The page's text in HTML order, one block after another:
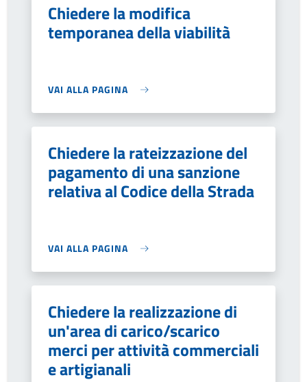
Chiedere la modifica
temporanea della viabilità
VAI ALLA PAGINA
Chiedere la rateizzazione del
pagamento di una sanzione
relativa al Codice della Strada
VAI ALLA PAGINA
Chiedere la realizzazione di
un'area di carico/scarico
merci per attività commerciali
e artigianali